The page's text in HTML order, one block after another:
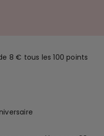
8 € tous les 100 points